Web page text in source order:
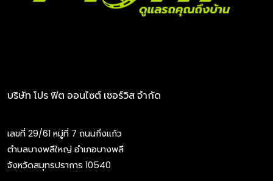
บริษัท โปร ฟิต ออนไซต์ เซอร์วิส จำกัด
เลขที่ 29/61 หมู่ที่ 7 ถนนกิ่งแก้ว
ตำบลบางพลีใหญ่ อำเภอบางพลี
จังหวัดสมุทรปราการ 10540